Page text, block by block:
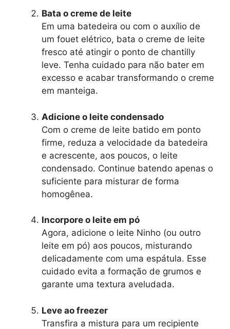
Bata o creme de leite
Em uma batedeira ou com o auxílio de
um fouet elétrico, bata o creme de leite
fresco até atingir o ponto de chantilly
leve. Tenha cuidado para não bater em
excesso e acabar transformando o creme
em manteiga.
Adicione o leite condensado
Com o creme de leite batido em ponto
firme, reduza a velocidade da batedeira
e acrescente, aos poucos, o leite
condensado. Continue batendo apenas o
suficiente para misturar de forma
homogênea.
Incorpore o leite em pó
Agora, adicione o leite Ninho (ou outro
leite em pó) aos poucos, misturando
delicadamente com uma espátula. Esse
cuidado evita a formação de grumos e
garante uma textura aveludada.
Leve ao freezer
Transfira a mistura para um recipiente